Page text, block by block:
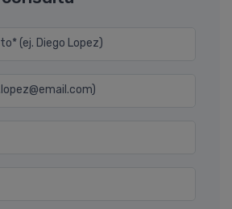
(ej. Diego Lopez)